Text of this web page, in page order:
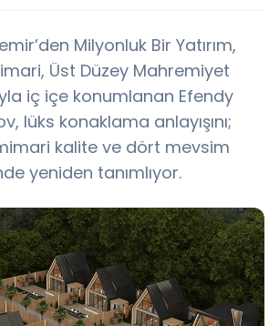
Milyonluk Bir Yatırım,
Üst Düzey Mahremiyet
iç içe konumlanan Efendy
lüks konaklama anlayışını;
kalite ve dört mevsim
yeniden tanımlıyor.